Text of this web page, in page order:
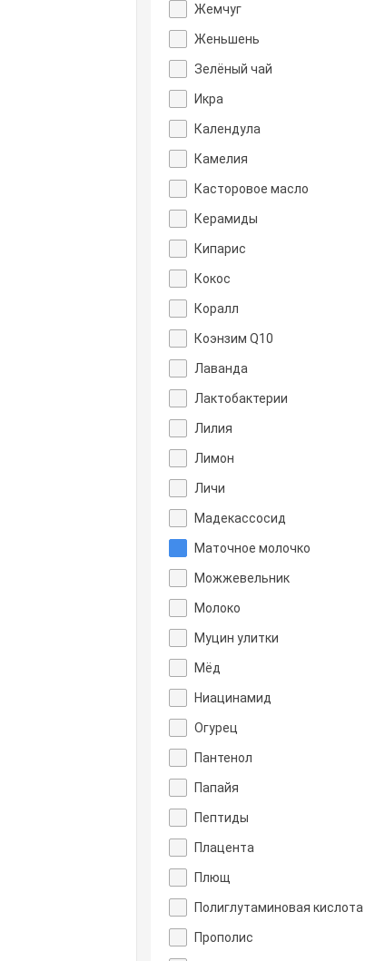
Жемчуг
Женьшень
Зелёный чай
Икра
Календула
Камелия
Касторовое масло
Керамиды
Кипарис
Кокос
Коралл
Коэнзим Q10
Лаванда
Лактобактерии
Лилия
Лимон
Личи
Мадекассосид
Маточное молочко
Можжевельник
Молоко
Муцин улитки
Мёд
Ниацинамид
Огурец
Пантенол
Папайя
Пептиды
Плацента
Плющ
Полиглутаминовая кислота
Прополис